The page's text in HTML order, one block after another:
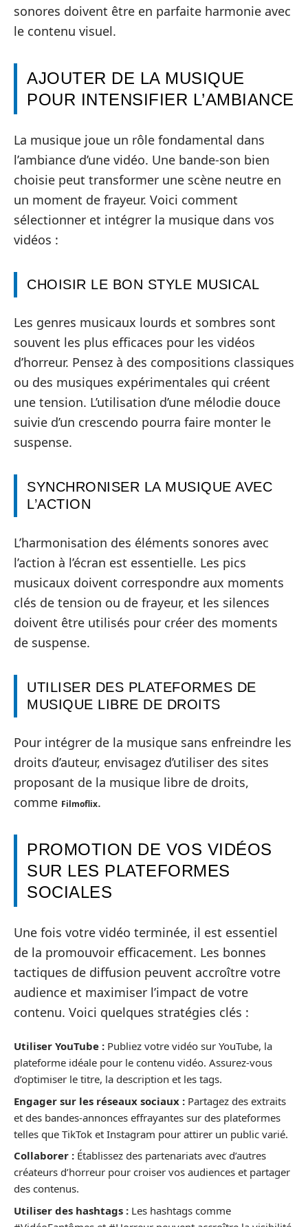
sonores doivent être en parfaite harmonie avec
le contenu visuel.
AJOUTER DE LA MUSIQUE
POUR INTENSIFIER L’AMBIANCE
La musique joue un rôle fondamental dans
l’ambiance d’une vidéo. Une bande-son bien
choisie peut transformer une scène neutre en
un moment de frayeur. Voici comment
sélectionner et intégrer la musique dans vos
vidéos :
CHOISIR LE BON STYLE MUSICAL
Les genres musicaux lourds et sombres sont
souvent les plus efficaces pour les vidéos
d’horreur. Pensez à des compositions classiques
ou des musiques expérimentales qui créent
une tension. L’utilisation d’une mélodie douce
suivie d’un crescendo pourra faire monter le
suspense.
SYNCHRONISER LA MUSIQUE AVEC
L’ACTION
L’harmonisation des éléments sonores avec
l’action à l’écran est essentielle. Les pics
musicaux doivent correspondre aux moments
clés de tension ou de frayeur, et les silences
doivent être utilisés pour créer des moments
de suspense.
UTILISER DES PLATEFORMES DE
MUSIQUE LIBRE DE DROITS
Pour intégrer de la musique sans enfreindre les
droits d’auteur, envisagez d’utiliser des sites
proposant de la musique libre de droits,
comme Filmoflix.
PROMOTION DE VOS VIDÉOS
SUR LES PLATEFORMES
SOCIALES
Une fois votre vidéo terminée, il est essentiel
de la promouvoir efficacement. Les bonnes
tactiques de diffusion peuvent accroître votre
audience et maximiser l’impact de votre
contenu. Voici quelques stratégies clés :
Utiliser YouTube : Publiez votre vidéo sur YouTube, la
plateforme idéale pour le contenu vidéo. Assurez-vous
d’optimiser le titre, la description et les tags.
Engager sur les réseaux sociaux : Partagez des extraits
et des bandes-annonces effrayantes sur des plateformes
telles que TikTok et Instagram pour attirer un public varié.
Collaborer : Établissez des partenariats avec d’autres
créateurs d’horreur pour croiser vos audiences et partager
des contenus.
Utiliser des hashtags : Les hashtags comme